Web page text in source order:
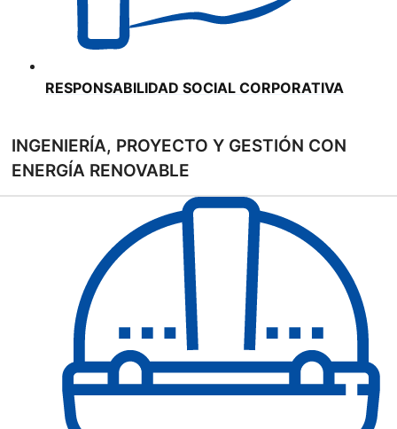
RESPONSABILIDAD SOCIAL CORPORATIVA
INGENIERÍA, PROYECTO Y GESTIÓN CON
ENERGÍA RENOVABLE